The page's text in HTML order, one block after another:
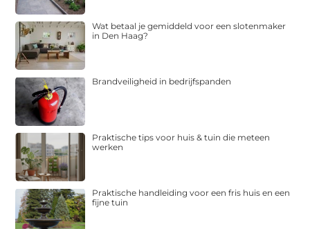
Wat betaal je gemiddeld voor een slotenmaker
in Den Haag?
Brandveiligheid in bedrijfspanden
Praktische tips voor huis & tuin die meteen
werken
Praktische handleiding voor een fris huis en een
fijne tuin